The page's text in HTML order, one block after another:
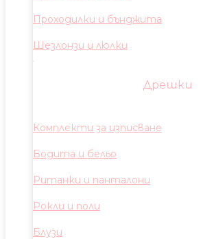
Проходилки и бънджита
Шезлонзи и люлки
Дрешки
Комплекти за изписване
Бодита и бельо
Ританки и панталони
Рокли и поли
Блузи